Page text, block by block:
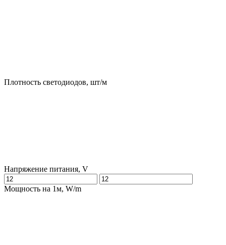
Плотность светодиодов, шт/м
Напряжение питания, V
Мощность на 1м, W/m